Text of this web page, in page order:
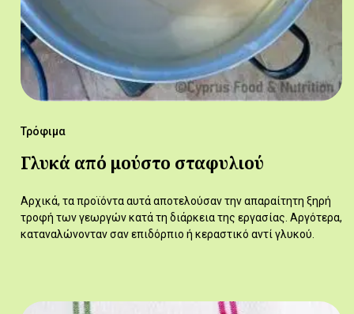
Τρόφιμα
Γλυκά από μούστο σταφυλιού
Αρχικά, τα προϊόντα αυτά αποτελούσαν την απαραίτητη ξηρή
τροφή των γεωργών κατά τη διάρκεια της εργασίας. Αργότερα,
καταναλώνονταν σαν επιδόρπιο ή κεραστικό αντί γλυκού.